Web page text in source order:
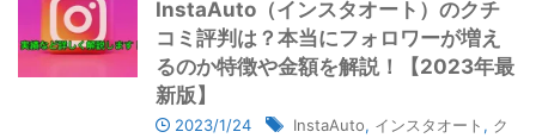
InstaAuto（インスタオート）のクチ
コミ評判は？本当にフォロワーが増え
るのか特徴や金額を解説！【2023年最
新版】
2023/1/24 InstaAuto, インスタオート , ク